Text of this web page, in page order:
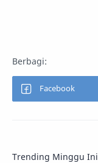
Trending Minggu Ini